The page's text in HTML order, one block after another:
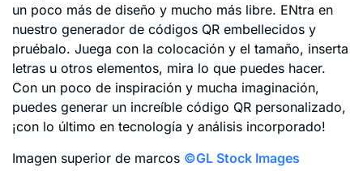
un poco más de diseño y mucho más libre. ENtra en
nuestro generador de códigos QR embellecidos y
pruébalo. Juega con la colocación y el tamaño, inserta
letras u otros elementos, mira lo que puedes hacer.
Con un poco de inspiración y mucha imaginación,
puedes generar un increíble código QR personalizado,
¡con lo último en tecnología y análisis incorporado!
Imagen superior de marcos ©GL Stock Images